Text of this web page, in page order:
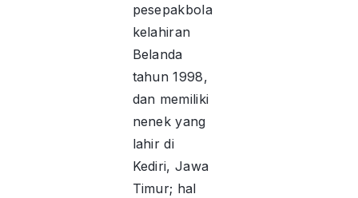
pesepakbola
kelahiran
Belanda
tahun 1998,
dan memiliki
nenek yang
lahir di
Kediri, Jawa
Timur; hal